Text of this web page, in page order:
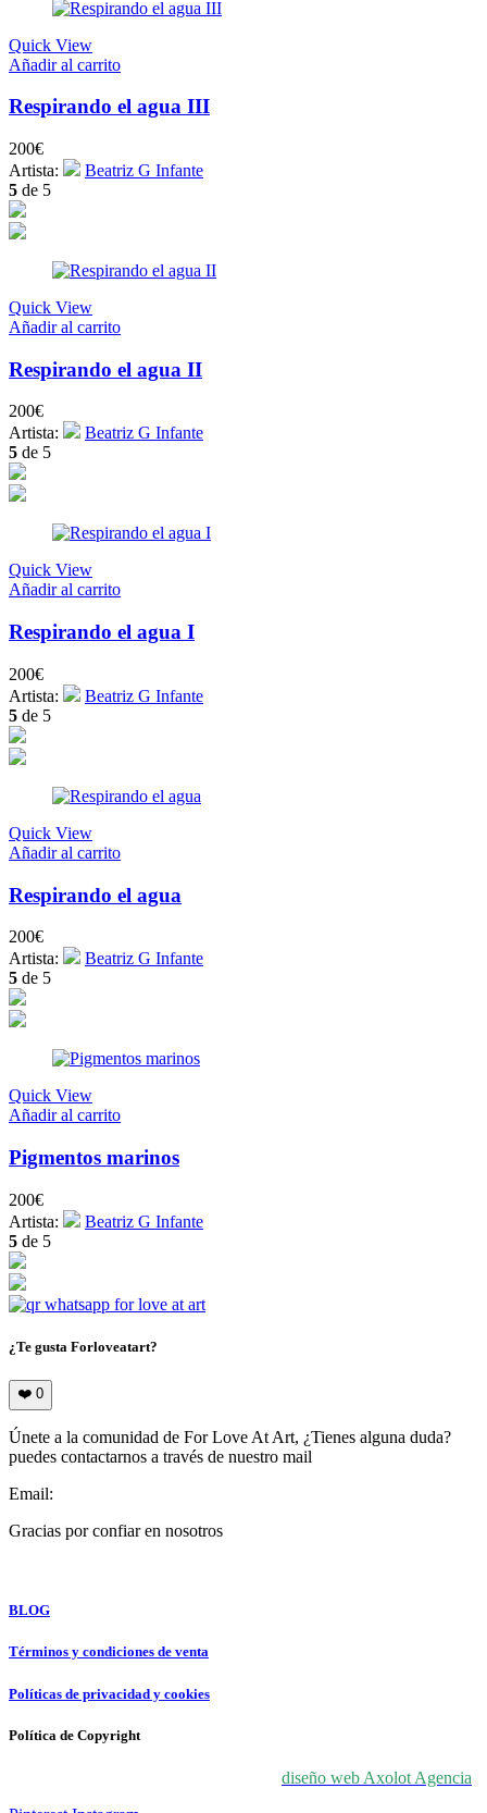
Quick View
Añadir al carrito
Respirando el agua III
200€
Artista:
Beatriz G Infante
5 de 5
Quick View
Añadir al carrito
Respirando el agua II
200€
Artista:
Beatriz G Infante
5 de 5
Quick View
Añadir al carrito
Respirando el agua I
200€
Artista:
Beatriz G Infante
5 de 5
Quick View
Añadir al carrito
Respirando el agua
200€
Artista:
Beatriz G Infante
5 de 5
Quick View
Añadir al carrito
Pigmentos marinos
200€
Artista:
Beatriz G Infante
5 de 5
¿Te gusta Forloveatart?
❤️ 0
Únete a la comunidad de For Love At Art, ¿Tienes alguna duda?
puedes contactarnos a través de nuestro mail
Email:
Gracias por confiar en nosotros
BLOG
Términos y condiciones de venta
Políticas de privacidad y cookies
Política de Copyright
diseño web Axolot Agencia